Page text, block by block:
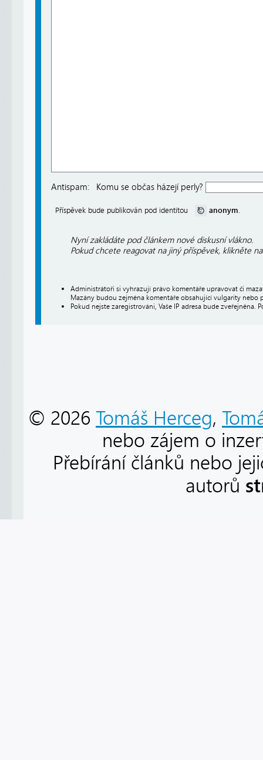
Antispam: Komu se občas házejí perly?
Příspěvek bude publikován pod identitou anonym.
Nyní zakládáte pod článkem nové diskusní vlákno.
Pokud chcete reagovat na jiný příspěvek, klikněte
Administrátoři si vyhrazují právo komentáře upravovat či
Mazány budou zejména komentáře obsahující vulgarity nebo
Pokud nejste zaregistrováni, Vaše IP adresa bude
© 2026 Tomáš Herceg,
nebo zájem o
Přebírání článků nebo
autorů